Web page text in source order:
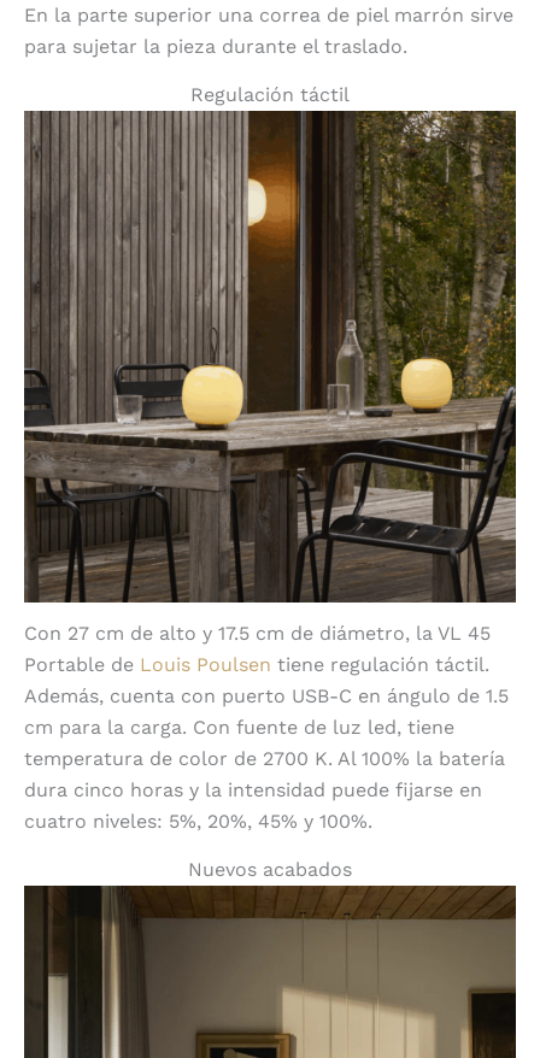
En la parte superior una correa de piel marrón sirve
para sujetar la pieza durante el traslado.
Regulación táctil
Con 27 cm de alto y 17.5 cm de diámetro, la VL 45
Portable de Louis Poulsen tiene regulación táctil.
Además, cuenta con puerto USB-C en ángulo de 1.5
cm para la carga. Con fuente de luz led, tiene
temperatura de color de 2700 K. Al 100% la batería
dura cinco horas y la intensidad puede fijarse en
cuatro niveles: 5%, 20%, 45% y 100%.
Nuevos acabados